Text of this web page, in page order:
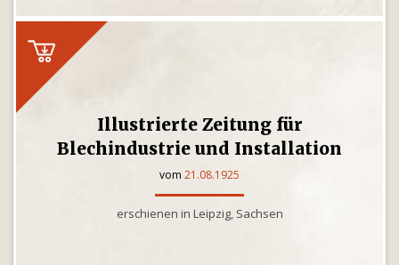
Illustrierte Zeitung für
Blechindustrie und Installation
vom 21.08.1925
erschienen in Leipzig, Sachsen